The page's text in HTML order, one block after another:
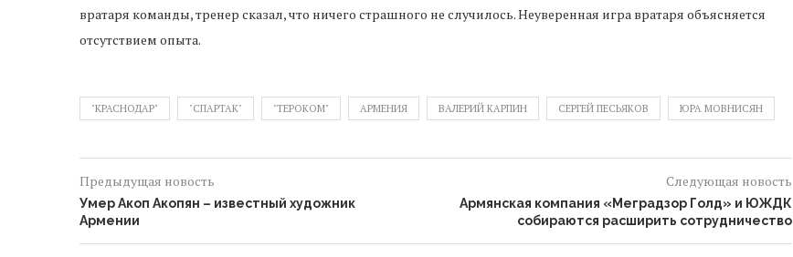
вратаря команды, тренер сказал, что ничего страшного не случилось. Неуверенная игра вратаря объясняется
отсутствием опыта.
"КРАСНОДАР" "СПАРТАК" "ТЕРОКОМ" АРМЕНИЯ ВАЛЕРИЙ КАРПИН СЕРГЕЙ ПЕСЬЯКОВ ЮРА МОВНИСЯН
Предыдущая новость
Умер Акоп Акопян – известный художник
Армении
Следующая новость
Армянская компания «Меградзор Голд» и ЮЖДК
собираются расширить сотрудничество